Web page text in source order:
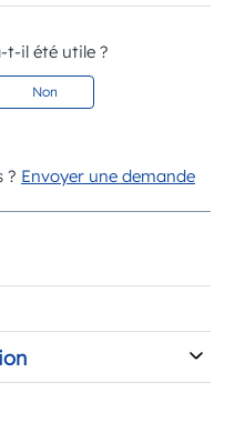
t-il été utile ?
Non
? Envoyer une demande